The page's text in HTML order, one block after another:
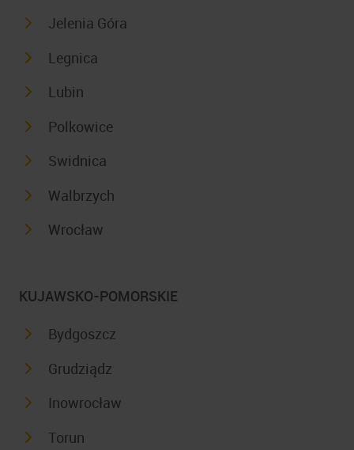
Jelenia Góra
Legnica
Lubin
Polkowice
Swidnica
Walbrzych
Wrocław
KUJAWSKO-POMORSKIE
Bydgoszcz
Grudziądz
Inowrocław
Torun